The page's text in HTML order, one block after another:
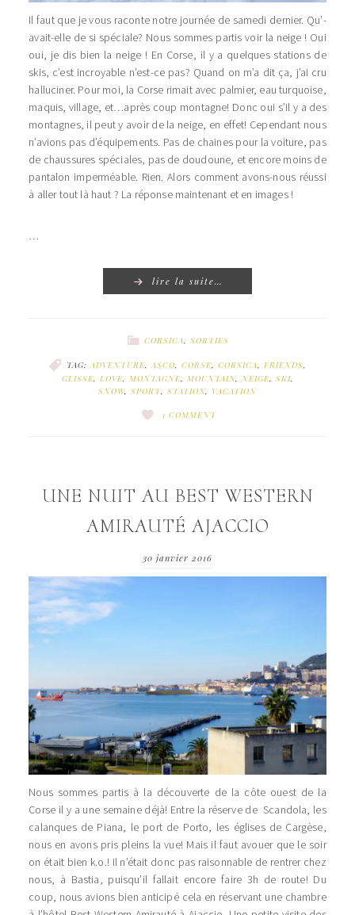
Il faut que je vous raconte notre journée de samedi dernier. Qu’-
avait-elle de si spéciale? Nous sommes partis voir la neige ! Oui
oui, je dis bien la neige ! En Corse, il y a quelques stations de
skis, c’est incroyable n’est-ce pas? Quand on m’a dit ça, j’ai cru
halluciner. Pour moi, la Corse rimait avec palmier, eau turquoise,
maquis, village, et…après coup montagne! Donc oui s’il y a des
montagnes, il peut y avoir de la neige, en effet! Cependant nous
n’avions pas d’équipements. Pas de chaines pour la voiture, pas
de chaussures spéciales, pas de doudoune, et encore moins de
pantalon imperméable. Rien. Alors comment avons-nous réussi
à aller tout là haut ? La réponse maintenant et en images !
…
lire la suite…
CORSICA, SORTIES
TAG: ADVENTURE ASCO CORSE CORSICA FRIENDS
GLISSE, LOVE, MONTAGNE, MOUNTAIN, NEIGE, SKI,
SNOW, SPORT STATION, VACATION
1 COMMENT
UNE NUIT AU BEST WESTERN
AMIRAUTÉ AJACCIO
30 janvier 2016
Nous sommes partis à la découverte de la côte ouest de la
Corse il y a une semaine déjà! Entre la réserve de Scandola, les
calanques de Piana, le port de Porto, les églises de Cargèse,
nous en avons pris pleins la vue! Mais il faut avouer que le soir
on était bien k.o.! Il n’était donc pas raisonnable de rentrer chez
nous, à Bastia, puisqu’il fallait encore faire 3h de route! Du
coup, nous avions bien anticipé cela en réservant une chambre